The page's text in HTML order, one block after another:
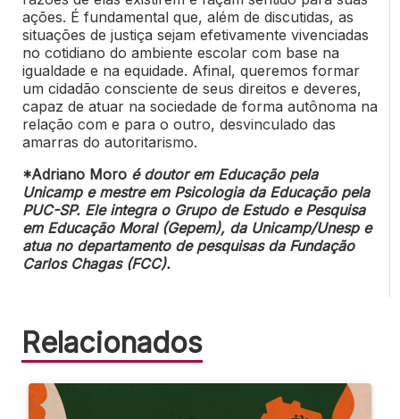
ações. É fundamental que, além de discutidas, as
situações de justiça sejam efetivamente vivenciadas
no cotidiano do ambiente escolar com base na
igualdade e na equidade. Afinal, queremos formar
um cidadão consciente de seus direitos e deveres,
capaz de atuar na sociedade de forma autônoma na
relação com e para o outro, desvinculado das
amarras do autoritarismo.
*Adriano Moro é doutor em Educação pela
Unicamp e mestre em Psicologia da Educação pela
PUC-SP. Ele integra o Grupo de Estudo e Pesquisa
em Educação Moral (Gepem), da Unicamp/Unesp e
atua no departamento de pesquisas da Fundação
Carlos Chagas (FCC).
Relacionados